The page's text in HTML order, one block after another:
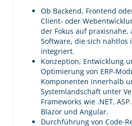
Ob Backend, Frontend
Client- oder
der Fokus auf praxisnahe,
Software, die sich nahtlos
integriert.
Konzeption, Entwicklung
Optimierung von ERP-
Komponenten innerhalb
Systemlandschaft unter
Frameworks wie .NET,
Blazor und Angular.
Durchführung von Code-